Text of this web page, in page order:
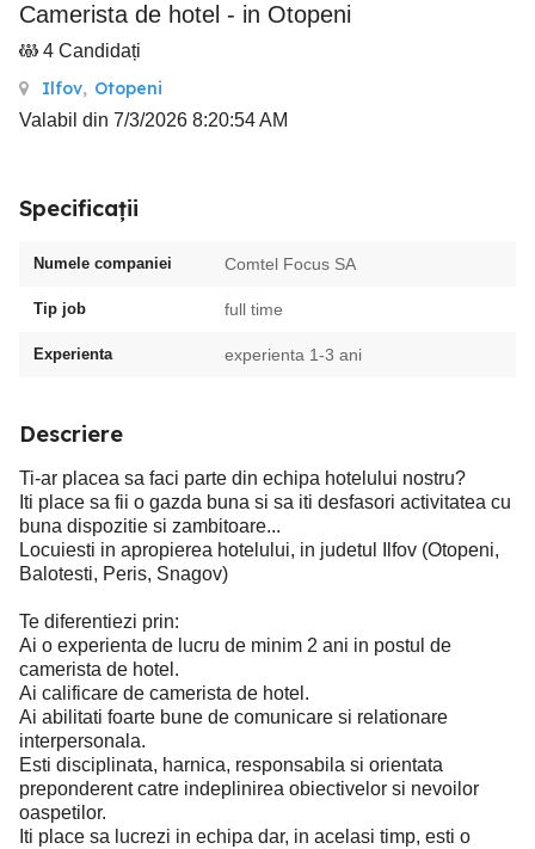
Camerista de hotel - in Otopeni
4 Candidați
Ilfov, Otopeni
Valabil din 7/3/2026 8:20:54 AM
Specificații
Numele companiei Comtel Focus SA
Tip job full time
Experienta experienta 1-3 ani
Descriere
Ti-ar placea sa faci parte din echipa hotelului nostru?
Iti place sa fii o gazda buna si sa iti desfasori activitatea cu
buna dispozitie si zambitoare...
Locuiesti in apropierea hotelului, in judetul Ilfov (Otopeni,
Balotesti, Peris, Snagov)
Te diferentiezi prin:
Ai o experienta de lucru de minim 2 ani in postul de
camerista de hotel.
Ai calificare de camerista de hotel.
Ai abilitati foarte bune de comunicare si relationare
interpersonala.
Esti disciplinata, harnica, responsabila si orientata
preponderent catre indeplinirea obiectivelor si nevoilor
oaspetilor.
Iti place sa lucrezi in echipa dar, in acelasi timp, esti o